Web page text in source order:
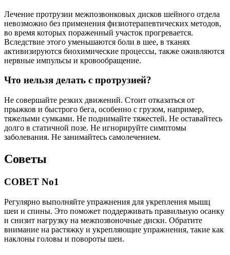
Лечение протрузии межпозвонковых дисков шейного отдела
невозможно без применения физиотерапевтических методов,
во время которых пораженный участок прогревается.
Вследствие этого уменьшаются боли в шее, в тканях
активизируются биохимические процессы, также оживляются
нервные импульсы и кровообращение.
Что нельзя делать с протрузией?
Не совершайте резких движений. Стоит отказаться от
прыжков и быстрого бега, особенно с грузом, например,
тяжелыми сумками. Не поднимайте тяжестей. Не оставайтесь
долго в статичной позе. Не игнорируйте симптомы
заболевания. Не занимайтесь самолечением.
Советы
СОВЕТ No1
Регулярно выполняйте упражнения для укрепления мышц
шеи и спины. Это поможет поддерживать правильную осанку
и снизит нагрузку на межпозвоночные диски. Обратите
внимание на растяжку и укрепляющие упражнения, такие как
наклоны головы и повороты шеи.